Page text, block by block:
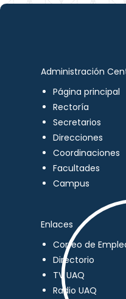
Administración
Página principal
Rectoría
Secretarios
Direcciones
Coordinaciones
Facultades
Campus
Enlaces
Correo de
Directorio
TV UAQ
Radio UAQ